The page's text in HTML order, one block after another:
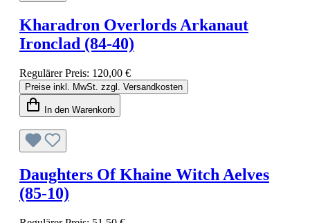
Kharadron Overlords Arkanaut
Ironclad (84-40)
Regulärer Preis: 120,00 €
Preise inkl. MwSt. zzgl. Versandkosten
In den Warenkorb
Daughters Of Khaine Witch Aelves
(85-10)